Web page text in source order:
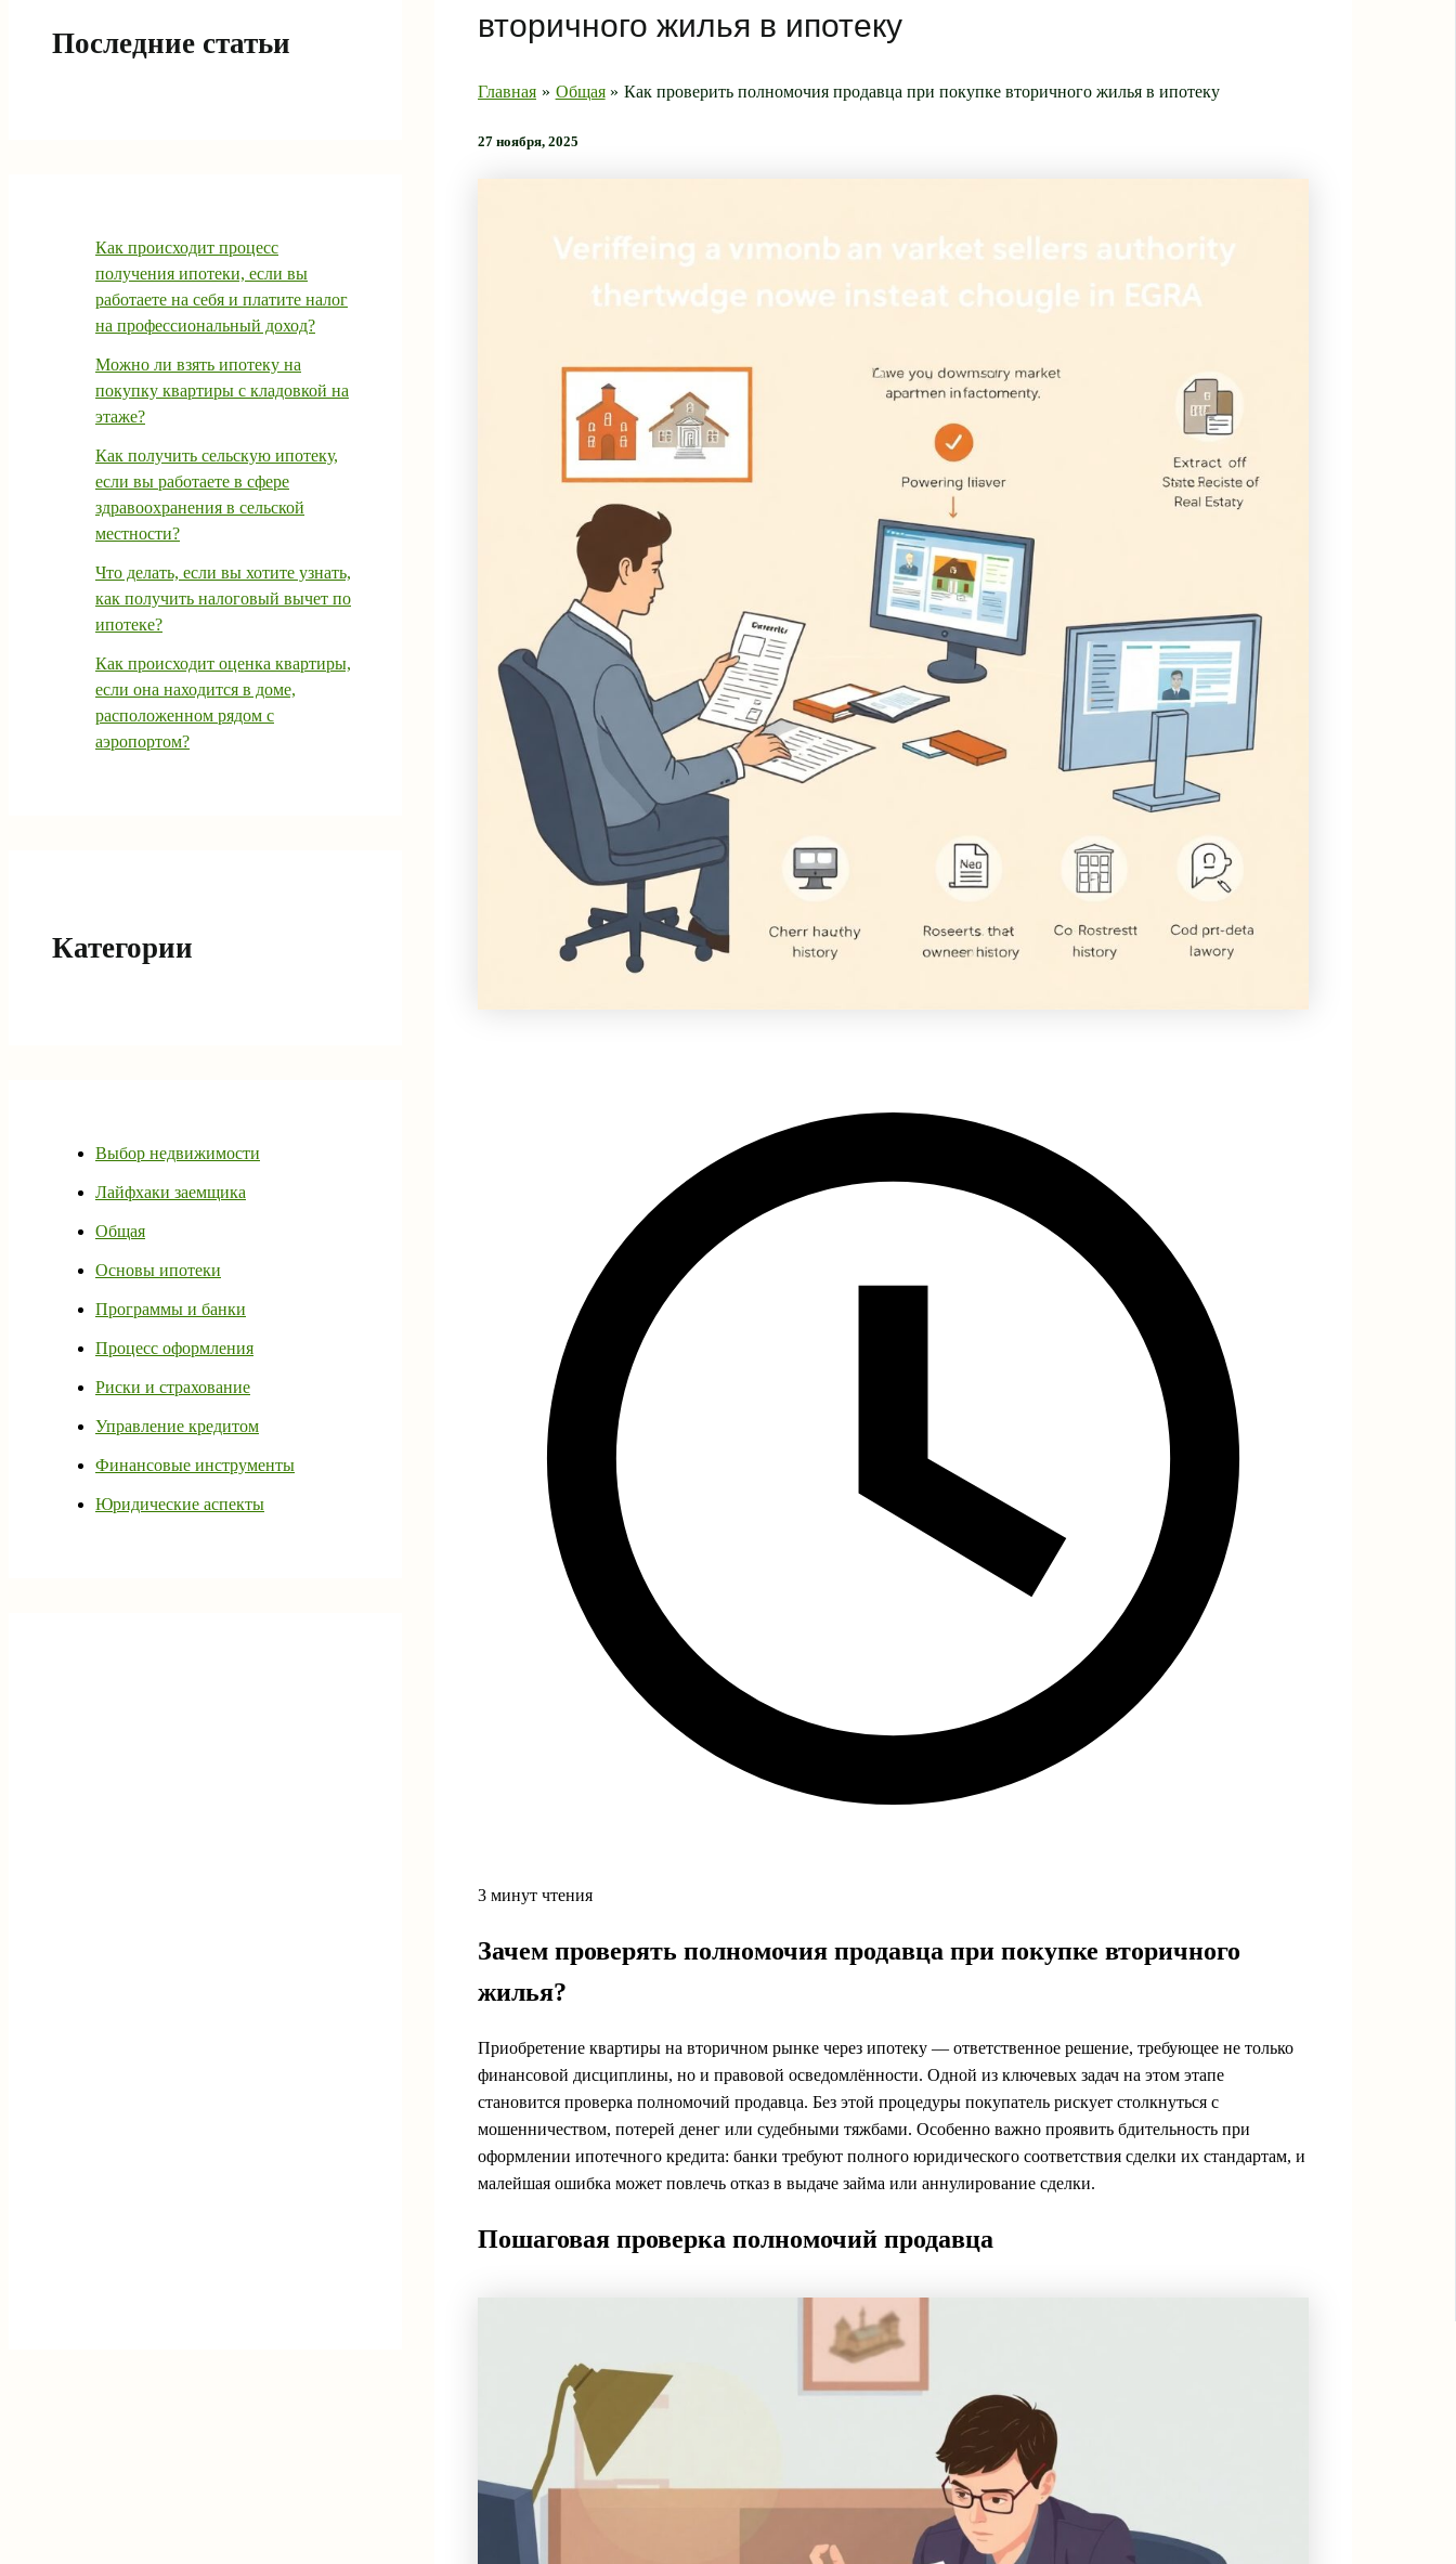
Последние статьи
Как происходит процесс
получения ипотеки, если вы
работаете на себя и платите налог
на профессиональный доход?
Можно ли взять ипотеку на
покупку квартиры с кладовкой на
этаже?
Как получить сельскую ипотеку,
если вы работаете в сфере
здравоохранения в сельской
местности?
Что делать, если вы хотите узнать,
как получить налоговый вычет по
ипотеке?
Как происходит оценка квартиры,
если она находится в доме,
расположенном рядом с
аэропортом?
Категории
Выбор недвижимости
Лайфхаки заемщика
Общая
Основы ипотеки
Программы и банки
Процесс оформления
Риски и страхование
Управление кредитом
Финансовые инструменты
Юридические аспекты
вторичного жилья в ипотеку
Главная Общая Как проверить полномочия продавца при покупке вторичного жилья в ипотеку
27 ноября, 2025
3 минут чтения
Зачем проверять полномочия продавца при покупке вторичного
жилья?
Приобретение квартиры на вторичном рынке через ипотеку — ответственное решение, требующее не только
финансовой дисциплины, но и правовой осведомлённости. Одной из ключевых задач на этом этапе
становится проверка полномочий продавца. Без этой процедуры покупатель рискует столкнуться с
мошенничеством, потерей денег или судебными тяжбами. Особенно важно проявить бдительность при
оформлении ипотечного кредита: банки требуют полного юридического соответствия сделки их стандартам, и
малейшая ошибка может повлечь отказ в выдаче займа или аннулирование сделки.
Пошаговая проверка полномочий продавца